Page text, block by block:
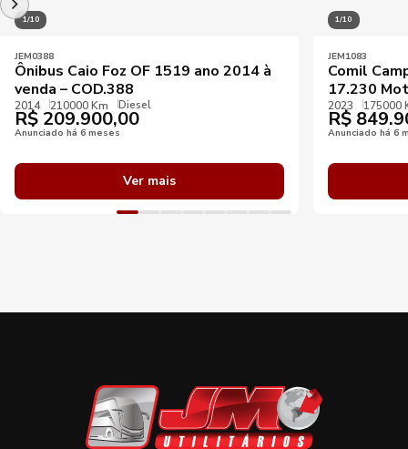
1/10
JEM0388
Ônibus Caio Foz OF 1519 ano 2014 à
venda – COD.388
2014 210000 Km Diesel
R$ 209.900,00
Anunciado há 6 meses
Ver mais
1/10
JEM1083
Comil
17.230
2023 175000
R$
Anunciado há 6